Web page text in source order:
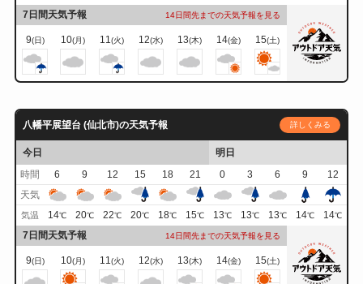
7日間天気予報 14日間先までの天気予報を見る
9(日) 10(月) 11(火) 12(水) 13(木) 14(金) 15(土)
八幡平展望台 (仙北市)の天気予報 詳しくみる
今日
明日
時間
6 9 12 15 18 21 0 3 6 9
12
天気
気温 14℃ 20℃ 22℃ 20℃ 18℃ 15℃ 13℃ 13℃ 13℃ 14℃ 14℃
7日間天気予報 14日間先までの天気予報を見る
9(日) 10(月) 11(火) 12(水) 13(木) 14(金) 15(土)